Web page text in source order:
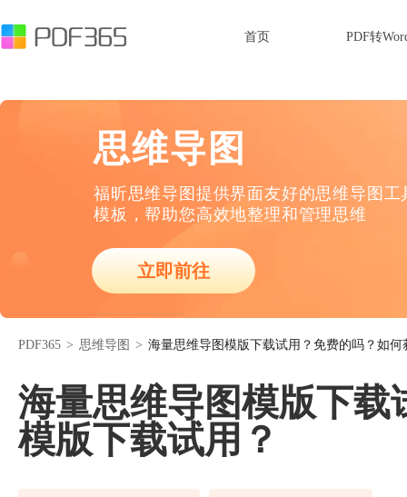
首页 PDF转
思维导图
福昕思维导图提供界面友好的思维导图
模板，帮助您高效地整理和管理思维
立即前往
PDF365 > 思维导图 > 海量思维导图模版下载试用？免费的吗？如
海量思维导图模版下
模版下载试用？